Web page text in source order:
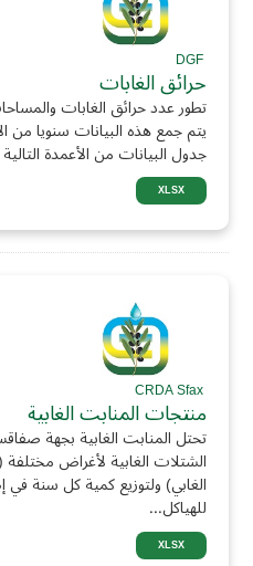
DGF
حرائق الغابات
تطور عدد حرائق الغابات
يتم جمع هذه البيانات سنويا من
جدول البيانات من الأعمدة
XLSX
CRDA Sfax
منتجات المنابت الغابية
تحتل المنابت الغابية بجهة
الشتلات الغابية لأغراض
الغابي) ولتوزيع كمية كل سنة في
للهياكل...
XLSX